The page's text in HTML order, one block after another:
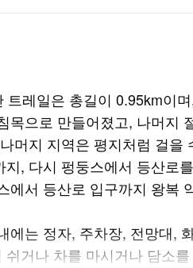
트레일은 총길이 0.95km이
목으로 만들어졌고, 나머지
머지 지역은 평지처럼 걸
지, 다시 펑둥스에서 등산로
에서 등산로 입구까지 왕복
에는 정자, 주차장, 전망대,
쉬거나 차를 마시거나 담소